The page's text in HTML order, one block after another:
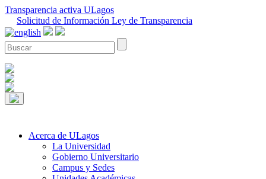
Transparencia activa ULagos
Solicitud de Información Ley de Transparencia
Acerca de ULagos
La Universidad
Gobierno Universitario
Campus y Sedes